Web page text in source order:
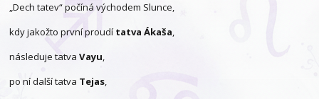
„Dech tatev“ počíná východem Slunce,
kdy jakožto první proudí tatva Ákaša,
následuje tatvaVayu,
po ní další tatva Tejas,